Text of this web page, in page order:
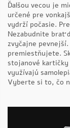
Ďalšou vecou je
určené pre
vydrží počasie.
Nezabudnite brať
zvyčajne
premiestňujete.
stojanové
využívajú
Vyberte si to, čo